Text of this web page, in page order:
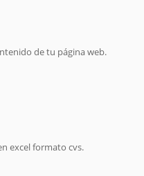
de tu página web.
excel formato cvs.